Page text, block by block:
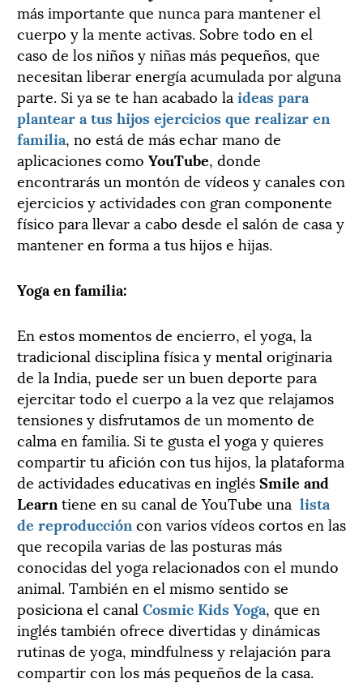
más importante que nunca para mantener el
cuerpo y la mente activas. Sobre todo en el
caso de los niños y niñas más pequeños, que
necesitan liberar energía acumulada por alguna
parte. Si ya se te han acabado la ideas para
plantear a tus hijos ejercicios que realizar en
familia, no está de más echar mano de
aplicaciones como YouTube, donde
encontrarás un montón de vídeos y canales con
ejercicios y actividades con gran componente
físico para llevar a cabo desde el salón de casa y
mantener en forma a tus hijos e hijas.
Yoga en familia:
En estos momentos de encierro, el yoga, la
tradicional disciplina física y mental originaria
de la India, puede ser un buen deporte para
ejercitar todo el cuerpo a la vez que relajamos
tensiones y disfrutamos de un momento de
calma en familia. Si te gusta el yoga y quieres
compartir tu afición con tus hijos, la plataforma
de actividades educativas en inglésSmile and
Learn tiene en su canal de YouTube una lista
de reproducción con varios vídeos cortos en las
que recopila varias de las posturas más
conocidas del yoga relacionados con el mundo
animal. También en el mismo sentido se
posiciona el canal Cosmic Kids Yoga, que en
inglés también ofrece divertidas y dinámicas
rutinas de yoga, mindfulness y relajación para
compartir con los más pequeños de la casa.